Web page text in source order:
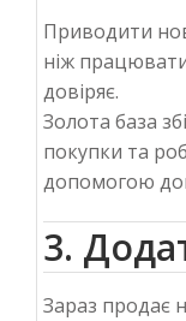
Приводити
ніж
довіряє.
Золота база
покупки та
допомогою
3.
Зараз продає